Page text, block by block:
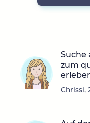
Suche
zum
Chrissi,